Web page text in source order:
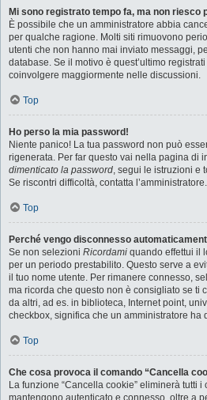
Mi sono registrato tempo fa, ma non riesco
È possibile che un amministratore abbia
per qualche ragione. Molti siti rimuovono
utenti che non hanno mai inviato messaggi,
database. Se il motivo è quest’ultimo
coinvolgere maggiormente nelle discussioni.
Top
Ho perso la mia password!
Niente panico! La tua password non può
rigenerata. Per far questo vai nella pagina di
dimenticato la password, segui le istruzioni e
Se riscontri difficoltà, contatta l’amministratore.
Top
Perché vengo disconnesso
Se non selezioni Ricordami quando effettui il
per un periodo prestabilito. Questo serve a
il tuo nome utente. Per rimanere connesso,
ma ricorda che questo non è consigliato se ti
da altri, ad es. in biblioteca, Internet point,
checkbox, significa che un amministratore ha
Top
Che cosa provoca il comando “Cancella
La funzione “Cancella cookie” eliminerà tutti
mantengono autenticato e connesso, oltre a